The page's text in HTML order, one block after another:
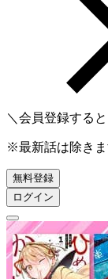
＼会員登録する
※最新話は除き
無料登録
ログイン